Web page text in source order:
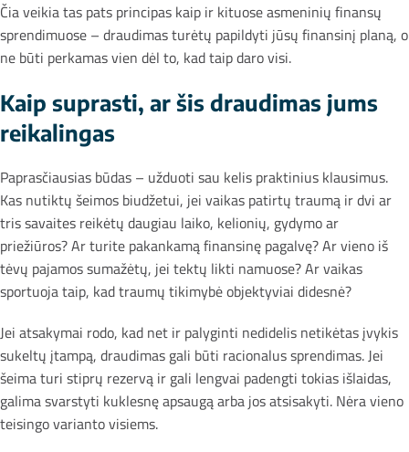
Čia veikia tas pats principas kaip ir kituose asmeninių finansų
sprendimuose – draudimas turėtų papildyti jūsų finansinį planą, o
ne būti perkamas vien dėl to, kad taip daro visi.
Kaip suprasti, ar šis draudimas jums
reikalingas
Paprasčiausias būdas – užduoti sau kelis praktinius klausimus.
Kas nutiktų šeimos biudžetui, jei vaikas patirtų traumą ir dvi ar
tris savaites reikėtų daugiau laiko, kelionių, gydymo ar
priežiūros? Ar turite pakankamą finansinę pagalvę? Ar vieno iš
tėvų pajamos sumažėtų, jei tektų likti namuose? Ar vaikas
sportuoja taip, kad traumų tikimybė objektyviai didesnė?
Jei atsakymai rodo, kad net ir palyginti nedidelis netikėtas įvykis
sukeltų įtampą, draudimas gali būti racionalus sprendimas. Jei
šeima turi stiprų rezervą ir gali lengvai padengti tokias išlaidas,
galima svarstyti kuklesnę apsaugą arba jos atsisakyti. Nėra vieno
teisingo varianto visiems.